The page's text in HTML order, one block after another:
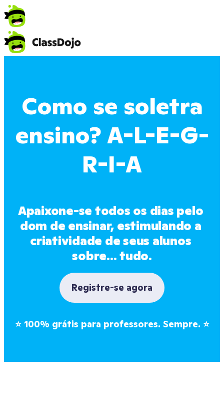
Como se soletra
ensino? A-L-E-G-
R-I-A
Apaixone-se todos os dias pelo
dom de ensinar, estimulando a
criatividade de seus alunos
sobre... tudo.
Registre-se agora
⭐ 100% grátis para professores. Sempre. ⭐